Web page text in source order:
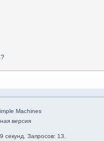
Machines
версия
секунд. Запросов: 13.